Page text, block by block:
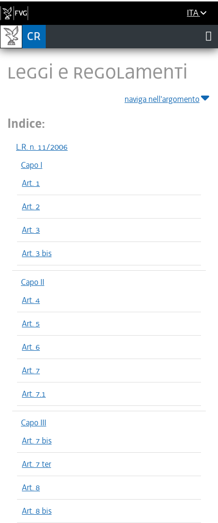
ITA
LEGGI E REGOLAMENTI
naviga nell'argomento
Indice:
L.R. n. 11/2006
Capo I
Art. 1
Art. 2
Art. 3
Art. 3 bis
Capo II
Art. 4
Art. 5
Art. 6
Art. 7
Art. 7.1
Capo III
Art. 7 bis
Art. 7 ter
Art. 8
Art. 8 bis